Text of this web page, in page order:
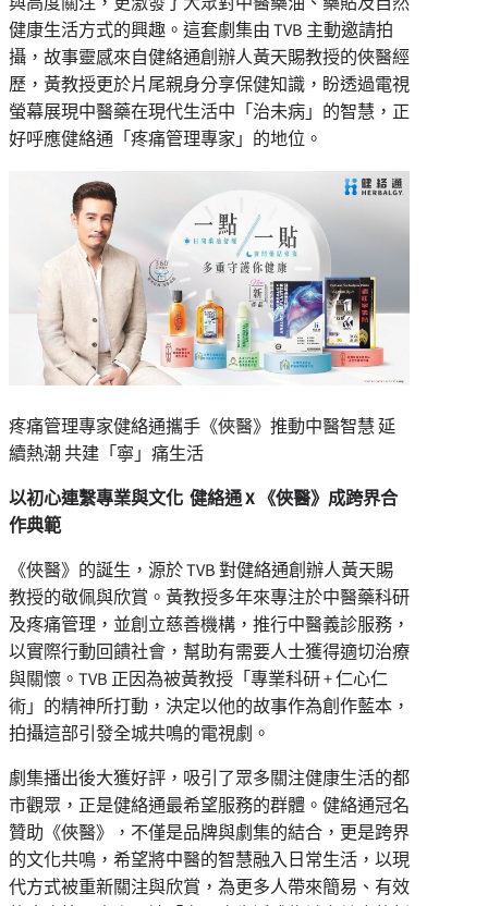
健康生活方式的興趣。這套劇集由 TVB 主動邀請拍
攝，故事靈感來自健絡通創辦人黃天賜教授的俠醫經
歷，黃教授更於片尾親身分享保健知識，盼透過電視
螢幕展現中醫藥在現代生活中「治未病」的智慧，正
好呼應健絡通「疼痛管理專家」的地位。
疼痛管理專家健絡通攜手《俠醫》推動中醫智慧 延
續熱潮 共建「寧」痛生活
以初心連繫專業與文化 健絡通 X 《俠醫》成跨界合
作典範
《俠醫》的誕生，源於 TVB 對健絡通創辦人黃天賜
教授的敬佩與欣賞。黃教授多年來專注於中醫藥科研
及疼痛管理，並創立慈善機構，推行中醫義診服務，
以實際行動回饋社會，幫助有需要人士獲得適切治療
與關懷。TVB 正因為被黃教授「專業科研 + 仁心仁
術」的精神所打動，決定以他的故事作為創作藍本，
拍攝這部引發全城共鳴的電視劇。
劇集播出後大獲好評，吸引了眾多關注健康生活的都
市觀眾，正是健絡通最希望服務的群體。健絡通冠名
贊助《俠醫》，不僅是品牌與劇集的結合，更是跨界
的文化共鳴，希望將中醫的智慧融入日常生活，以現
代方式被重新關注與欣賞，為更多人帶來簡易、有效